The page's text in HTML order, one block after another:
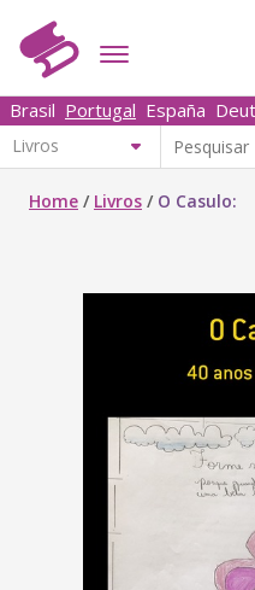
Brasil Portugal España
Home / Livros / O Casulo: